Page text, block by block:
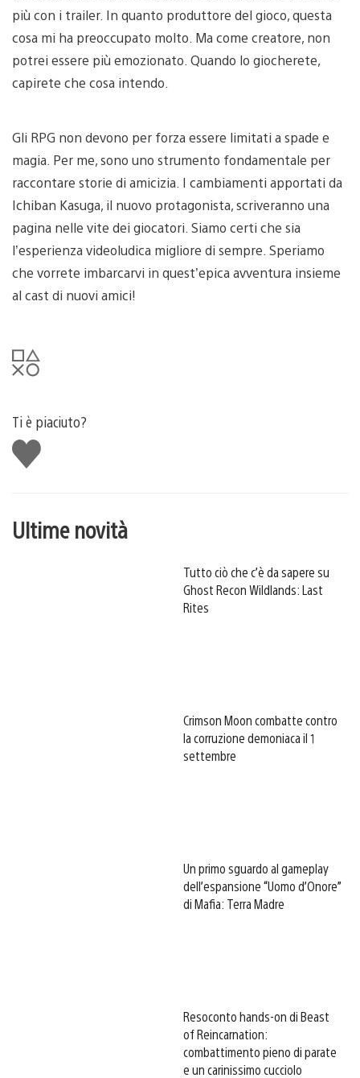
più con i trailer. In quanto produttore del gioco, questa
cosa mi ha preoccupato molto. Ma come creatore, non
potrei essere più emozionato. Quando lo giocherete,
capirete che cosa intendo.
Gli RPG non devono per forza essere limitati a spade e
magia. Per me, sono uno strumento fondamentale per
raccontare storie di amicizia. I cambiamenti apportati da
Ichiban Kasuga, il nuovo protagonista, scriveranno una
pagina nelle vite dei giocatori. Siamo certi che sia
l’esperienza videoludica migliore di sempre. Speriamo
che vorrete imbarcarvi in quest’epica avventura insieme
al cast di nuovi amici!
Ti è piaciuto?
Mi
piace
Ultime novità
Tutto ciò che c’è da sapere su
Ghost Recon Wildlands: Last
Rites
Crimson Moon combatte contro
la corruzione demoniaca il 1
settembre
Un primo sguardo al gameplay
dell’espansione “Uomo d’Onore”
di Mafia: Terra Madre
Resoconto hands-on di Beast
of Reincarnation:
combattimento pieno di parate
e un carinissimo cucciolo